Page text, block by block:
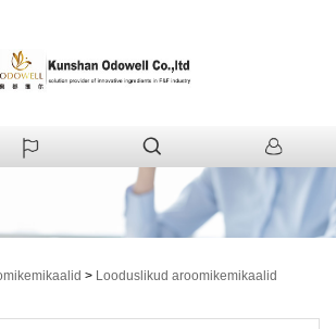
> Looduslikud aroomikemikaalid